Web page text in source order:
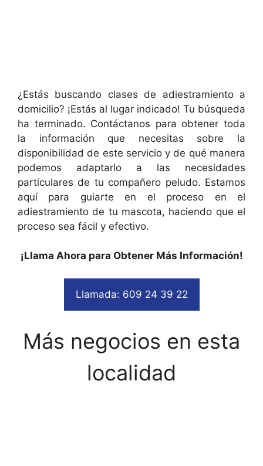
¿Estás buscando clases de adiestramiento a
domicilio? ¡Estás al lugar indicado! Tu búsqueda
ha terminado. Contáctanos para obtener toda
la información que necesitas sobre la
disponibilidad de este servicio y de qué manera
podemos adaptarlo a las necesidades
particulares de tu compañero peludo. Estamos
aquí para guiarte en el proceso en el
adiestramiento de tu mascota, haciendo que el
proceso sea fácil y efectivo.
¡Llama Ahora para Obtener Más Información!
Llamada: 609 24 39 22
Más negocios en esta
localidad